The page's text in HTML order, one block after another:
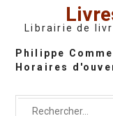
Librairie de